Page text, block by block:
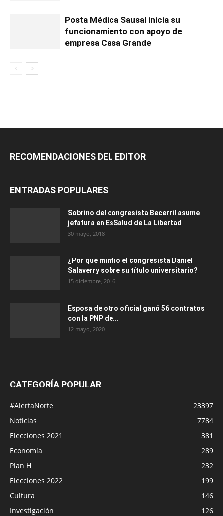
Posta Médica Sausal inicia su
funcionamiento con apoyo de
empresa Casa Grande
RECOMENDACIONES DEL EDITOR
ENTRADAS POPULARES
Sobrino del congresista Becerril asume
jefatura en EsSalud de La Libertad
30 mayo, 2018
¿Por qué mintió el congresista Daniel
Salaverry sobre su título universitario?
15 diciembre, 2016
Esposa de otro oficial ganó 56 contratos
con la PNP de...
12 mayo, 2020
CATEGORÍA POPULAR
#AlertaNorte
23397
Noticias
7784
Elecciones 2021
381
Economía
289
Plan H
232
Elecciones 2022
199
Cultura
146
Investigación
126